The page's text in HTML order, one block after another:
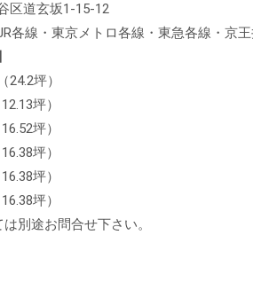
区道玄坂1-15-12
各線・東京メトロ各線・東急各線・京
24.2坪）
坪）
坪）
坪）
坪）
坪）
別途お問合せ下さい。